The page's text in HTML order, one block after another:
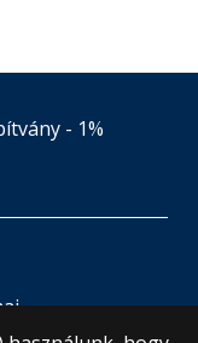
- 1%